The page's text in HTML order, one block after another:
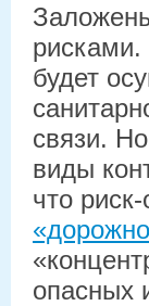
будет
связи.
виды
что
опасных